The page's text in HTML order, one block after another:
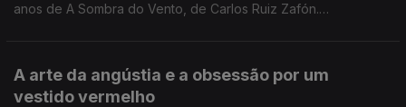
anos de A Sombra do Vento, de Carlos Ruiz Zafón.
das Ciências, em Lisboa.
A arte da angústia e a obsessão por um
vestido vermelho